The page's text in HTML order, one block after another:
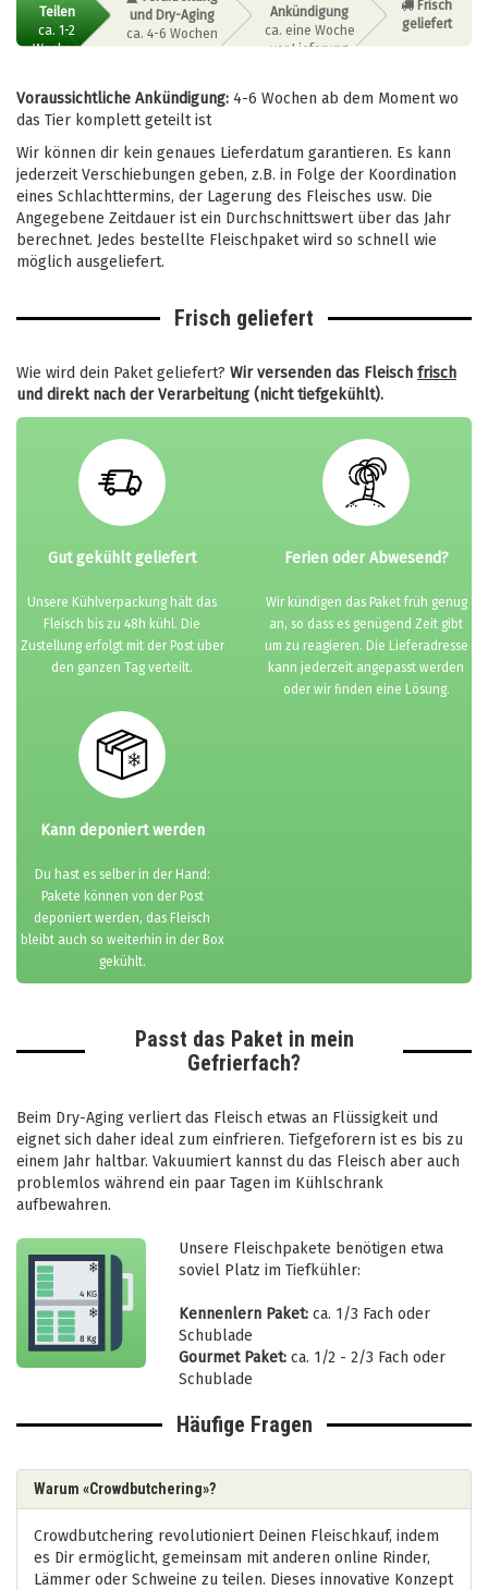
Teilen
ca. 1-2
Wochen
und Dry-Aging
ca. 4-6 Wochen
Ankündigung
ca. eine Woche
vor Lieferung
Frisch
geliefert
Voraussichtliche Ankündigung: 4-6 Wochen ab dem Moment wo
das Tier komplett geteilt ist
Wir können dir kein genaues Lieferdatum garantieren. Es kann
jederzeit Verschiebungen geben, z.B. in Folge der Koordination
eines Schlachttermins, der Lagerung des Fleisches usw. Die
Angegebene Zeitdauer ist ein Durchschnittswert über das Jahr
berechnet. Jedes bestellte Fleischpaket wird so schnell wie
möglich ausgeliefert.
Frisch geliefert
Wie wird dein Paket geliefert? Wir versenden das Fleisch frisch
und direkt nach der Verarbeitung (nicht tiefgekühlt).
Gut gekühlt geliefert
Unsere Kühlverpackung hält das
Fleisch bis zu 48h kühl. Die
Zustellung erfolgt mit der Post über
den ganzen Tag verteilt.
Ferien oder Abwesend?
Wir kündigen das Paket früh genug
an, so dass es genügend Zeit gibt
um zu reagieren. Die Lieferadresse
kann jederzeit angepasst werden
oder wir finden eine Lösung.
Kann deponiert werden
Du hast es selber in der Hand:
Pakete können von der Post
deponiert werden, das Fleisch
bleibt auch so weiterhin in der Box
gekühlt.
Passt das Paket in mein
Gefrierfach?
Beim Dry-Aging verliert das Fleisch etwas an Flüssigkeit und
eignet sich daher ideal zum einfrieren. Tiefgeforern ist es bis zu
einem Jahr haltbar. Vakuumiert kannst du das Fleisch aber auch
problemlos während ein paar Tagen im Kühlschrank
aufbewahren.
Unsere Fleischpakete benötigen etwa
soviel Platz im Tiefkühler:
Kennenlern Paket: ca. 1/3 Fach oder
Schublade
Gourmet Paket: ca. 1/2 - 2/3 Fach oder
Schublade
Häufige Fragen
Warum «Crowdbutchering»?
Crowdbutchering revolutioniert Deinen Fleischkauf, indem
es Dir ermöglicht, gemeinsam mit anderen online Rinder,
Lämmer oder Schweine zu teilen. Dieses innovative Konzept